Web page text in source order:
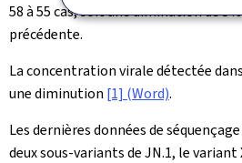
58 à 55 cas, soit une diminution de
précédente.
La concentration virale détectée
une diminution [1] (Word).
Les dernières données de
deux sous-variants de JN.1, le